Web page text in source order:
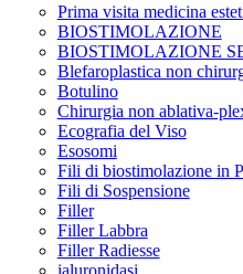
Prima visita medicina
BIOSTIMOLAZIONE
BIOSTIMOLAZIONE
Blefaroplastica non
Botulino
Chirurgia non ablativa-
Ecografia del Viso
Esosomi
Fili di biostimolazione in
Fili di Sospensione
Filler
Filler Labbra
Filler Radiesse
ialuronidasi